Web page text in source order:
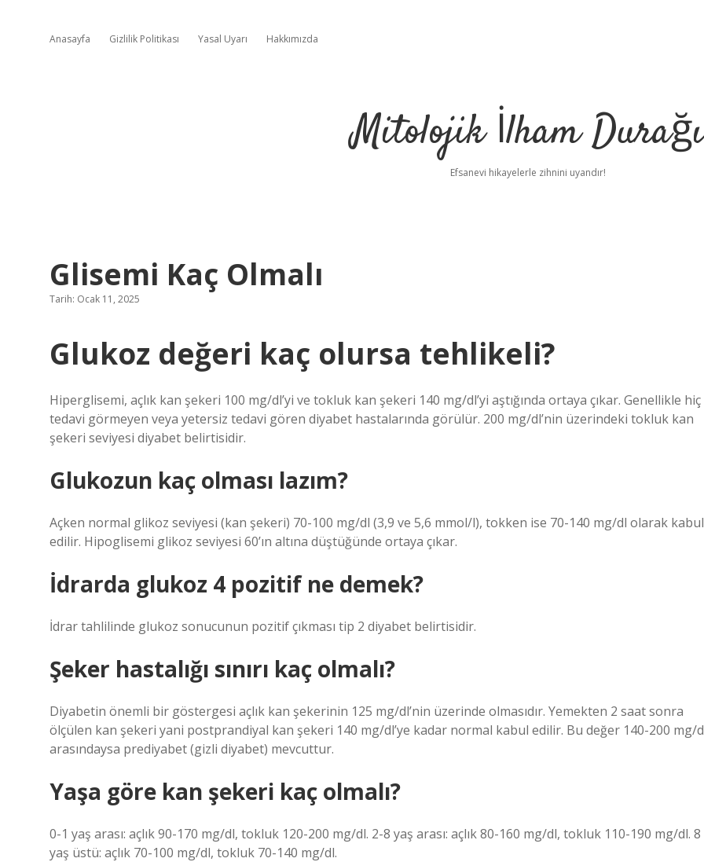
Anasayfa Gizlilik Politikası Yasal Uyarı Hakkımızda
Mitolojik İlham Durağı
Efsanevi hikayelerle zihnini uyandır!
Glisemi Kaç Olmalı
Tarih: Ocak 11, 2025
Glukoz değeri kaç olursa tehlikeli?
Hiperglisemi, açlık kan şekeri 100 mg/dl’yi ve tokluk kan şekeri 140 mg/dl’yi aştığında ortaya çıkar. Genellikle hiç
tedavi görmeyen veya yetersiz tedavi gören diyabet hastalarında görülür. 200 mg/dl’nin üzerindeki tokluk kan
şekeri seviyesi diyabet belirtisidir.
Glukozun kaç olması lazım?
Açken normal glikoz seviyesi (kan şekeri) 70-100 mg/dl (3,9 ve 5,6 mmol/l), tokken ise 70-140 mg/dl olarak kabul
edilir. Hipoglisemi glikoz seviyesi 60’ın altına düştüğünde ortaya çıkar.
İdrarda glukoz 4 pozitif ne demek?
İdrar tahlilinde glukoz sonucunun pozitif çıkması tip 2 diyabet belirtisidir.
Şeker hastalığı sınırı kaç olmalı?
Diyabetin önemli bir göstergesi açlık kan şekerinin 125 mg/dl’nin üzerinde olmasıdır. Yemekten 2 saat sonra
ölçülen kan şekeri yani postprandiyal kan şekeri 140 mg/dl’ye kadar normal kabul edilir. Bu değer 140-200 mg/
arasındaysa prediyabet (gizli diyabet) mevcuttur.
Yaşa göre kan şekeri kaç olmalı?
0-1 yaş arası: açlık 90-170 mg/dl, tokluk 120-200 mg/dl. 2-8 yaş arası: açlık 80-160 mg/dl, tokluk 110-190 mg/dl. 8
yaş üstü: açlık 70-100 mg/dl, tokluk 70-140 mg/dl.